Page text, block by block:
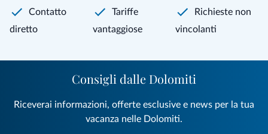
Contatto
diretto
Tariffe
vantaggiose
Richieste non
vincolanti
Consigli dalle Dolomiti
Riceverai informazioni, offerte esclusive e news per la tua
vacanza nelle Dolomiti.